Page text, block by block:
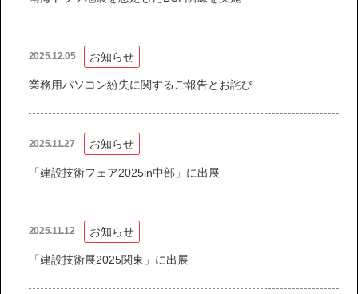
2025.12.05 お知らせ
業務用パソコン紛失に関するご報告とお詫び
2025.11.27 お知らせ
「建設技術フェア2025in中部」に出展
2025.11.12 お知らせ
「建設技術展2025関東」に出展